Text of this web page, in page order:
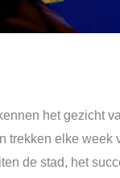
het gezicht
trekken elke week
de stad, het